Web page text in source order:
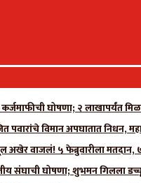
घोषणा; २ लाखापर्यंत
विमान अपघातात निधन,
वाजलं! ५ फेब्रुवारीला मतदान,
संघाची घोषणा; शुभमन गिलला